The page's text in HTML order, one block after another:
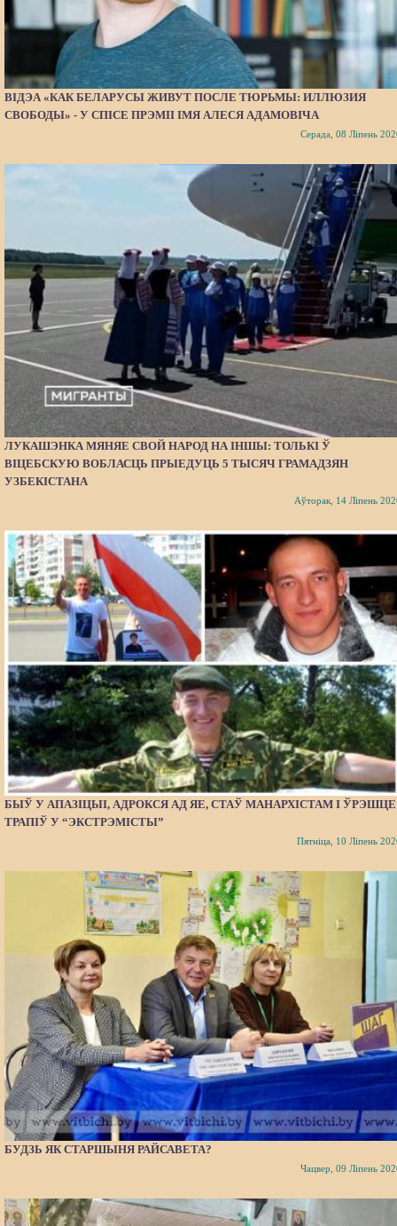
ВІДЭА «КАК БЕЛАРУСЫ ЖИВУТ ПОСЛЕ ТЮРЬМЫ: ИЛЛЮЗИЯ
СВОБОДЫ» - У СПІСЕ ПРЭМІІ ІМЯ АЛЕСЯ АДАМОВІЧА
Серада, 08 Ліпень
ЛУКАШЭНКА МЯНЯЕ СВОЙ НАРОД НА ІНШЫ: ТОЛЬКІ Ў
ВІЦЕБСКУЮ ВОБЛАСЦЬ ПРЫЕДУЦЬ 5 ТЫСЯЧ ГРАМАДЗЯН
УЗБЕКІСТАНА
Аўторак, 14 Ліпень
БЫЎ У АПАЗІЦЫІ, АДРОКСЯ АД ЯЕ, СТАЎ МАНАРХІСТАМ І ЎРЭШЦЕ
ТРАПІЎ У “ЭКСТРЭМІСТЫ”
Пятніца, 10 Ліпень
БУДЗЬ ЯК СТАРШЫНЯ РАЙСАВЕТА?
Чацвер, 09 Ліпень